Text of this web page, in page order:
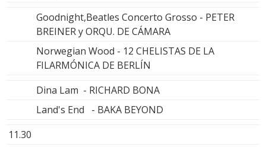
Goodnight,Beatles Concerto Grosso - PETER
BREINER y ORQU. DE CÁMARA
Norwegian Wood - 12 CHELISTAS DE LA
FILARMÓNICA DE BERLÍN
Dina Lam - RICHARD BONA
Land's End - BAKA BEYOND
11.30